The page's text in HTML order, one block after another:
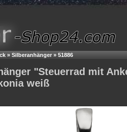
» Silberanhänger» 51886
"Steuerrad mit
weiß